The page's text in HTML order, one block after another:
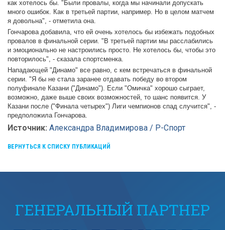
как хотелось бы. "Были провалы, когда мы начинали допускать
много ошибок. Как в третьей партии, например. Но в целом матчем
я довольна", - отметила она.
Гончарова добавила, что ей очень хотелось бы избежать подобных
провалов в финальной серии. "В третьей партии мы расслабились
и эмоционально не настроились просто. Не хотелось бы, чтобы это
повторилось", - сказала спортсменка.
Нападающей "Динамо" все равно, с кем встречаться в финальной
серии. "Я бы не стала заранее отдавать победу во втором
полуфинале Казани ("Динамо"). Если "Омичка" хорошо сыграет,
возможно, даже выше своих возможностей, то шанс появится. У
Казани после ("Финала четырех") Лиги чемпионов спад случится", -
предположила Гончарова.
Источник: Александра Владимирова / Р-Спорт
ВЕРНУТЬСЯ К СПИСКУ ПУБЛИКАЦИЙ
ГЕНЕРАЛЬНЫЙ ПАРТНЕР